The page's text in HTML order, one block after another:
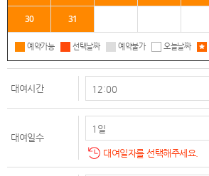
30 31
예약가능 선택날짜 예약불가 오늘날짜
대여시간
대여일수
대여일자를 선택해주세요.